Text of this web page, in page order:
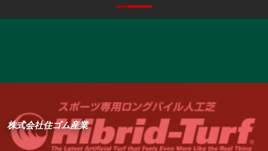
株式会社住ゴム産業